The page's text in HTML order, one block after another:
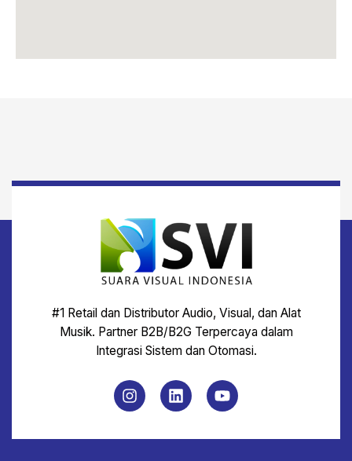
#1 Retail dan Distributor Audio, Visual, dan Alat
Musik. Partner B2B/B2G Terpercaya dalam
Integrasi Sistem dan Otomasi.